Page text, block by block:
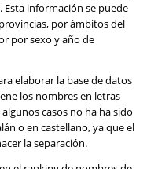
información se puede
por ámbitos del
por sexo y año de
elaborar la base de datos
los nombres en letras
casos no ha ha sido
o en castellano, ya que el
la separación.